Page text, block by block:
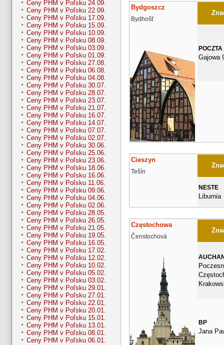
Ceny PHM v Poľsku 24.09.
Ceny PHM v Poľsku 22.09.
Ceny PHM v Poľsku 17.09.
Ceny PHM v Poľsku 15.09.
Ceny PHM v Poľsku 10.09.
Ceny PHM v Poľsku 08.09.
Ceny PHM v Poľsku 03.09.
Ceny PHM v Poľsku 01.09.
Ceny PHM v Poľsku 27.08.
Ceny PHM v Poľsku 06.08.
Ceny PHM v Poľsku 04.08.
Ceny PHM v Poľsku 30.07.
Ceny PHM v Poľsku 28.07.
Ceny PHM v Poľsku 23.07.
Ceny PHM v Poľsku 21.07.
Ceny PHM v Poľsku 16.07.
Ceny PHM v Poľsku 14.07.
Ceny PHM v Poľsku 07.07.
Ceny PHM v Poľsku 02.07.
Ceny PHM v Poľsku 30.06.
Ceny PHM v Poľsku 25.06.
Ceny PHM v Poľsku 23.06.
Ceny PHM v Poľsku 18.06.
Ceny PHM v Poľsku 16.06.
Ceny PHM v Poľsku 11.06.
Ceny PHM v Poľsku 09.06.
Ceny PHM v Poľsku 04.06.
Ceny PHM v Poľsku 02.06.
Ceny PHM v Poľsku 28.05.
Ceny PHM v Poľsku 26.05.
Ceny PHM v Poľsku 21.05.
Ceny PHM v Poľsku 19.05.
Ceny PHM v Poľsku 16.05.
Ceny PHM v Poľsku 17.02.
Ceny PHM v Poľsku 12.02.
Ceny PHM v Poľsku 10.02.
Ceny PHM v Poľsku 05.02.
Ceny PHM v Poľsku 03.02.
Ceny PHM v Poľsku 29.01.
Ceny PHM v Poľsku 27.01.
Ceny PHM v Poľsku 22.01.
Ceny PHM v Poľsku 20.01.
Ceny PHM v Poľsku 15.01.
Ceny PHM v Poľsku 13.01.
Ceny PHM v Poľsku 08.01.
Ceny PHM v Poľsku 06.01.
Bydgoszcz
Bydhošť
POCZTA
Gajowa
Cieszyn
Tešín
NESTE
Liburnia
Częstochowa
Čenstochová
BP
Jana